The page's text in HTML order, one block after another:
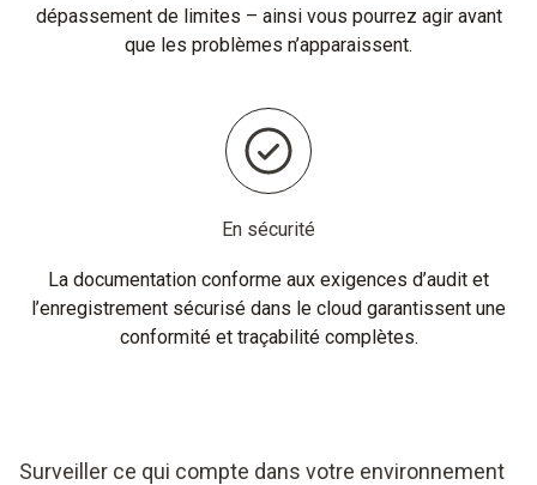
dépassement de limites – ainsi vous pourrez agir avant
que les problèmes n’apparaissent.
En sécurité
La documentation conforme aux exigences d’audit et
l’enregistrement sécurisé dans le cloud garantissent une
conformité et traçabilité complètes.
Surveiller ce qui compte dans votre environnement